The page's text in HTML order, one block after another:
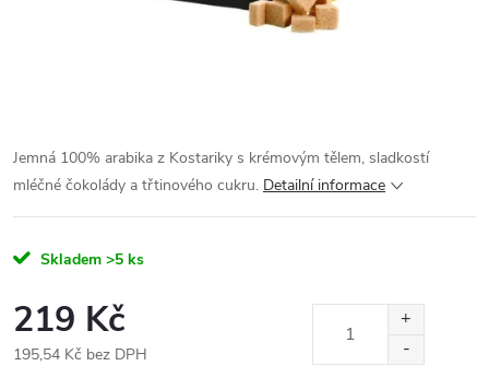
Jemná 100% arabika z Kostariky s krémovým tělem, sladkostí
mléčné čokolády a třtinového cukru. Detailní informace
Skladem >5 ks
219 Kč
195,54 Kč bez DPH